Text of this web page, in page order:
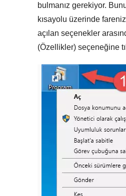
bulmanız gerekiyor.
kısayolu üzerinde
açılan seçenekler
(Özellikler) seçeneğine